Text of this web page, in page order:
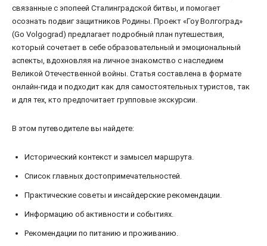
связанные с эпопеей Сталинградской битвы, и помогает
осознать подвиг защитников Родины. Проект «Гоу Волгоград»
(Go Volgograd) предлагает подробный план путешествия,
который сочетает в себе образовательный и эмоциональный
аспекты, вдохновляя на личное знакомство с наследием
Великой Отечественной войны. Статья составлена в формате
онлайн-гида и подходит как для самостоятельных туристов, так
и для тех, кто предпочитает групповые экскурсии.
В этом путеводителе вы найдете:
Исторический контекст и замысел маршрута.
Список главных достопримечательностей.
Практические советы и инсайдерские рекомендации.
Информацию об активности и событиях.
Рекомендации по питанию и проживанию.